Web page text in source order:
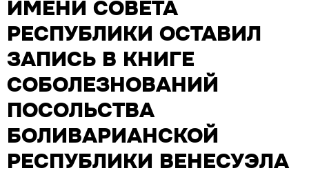
ИМЕНИ СОВЕТА
РЕСПУБЛИКИ ОСТАВИЛ
ЗАПИСЬ В КНИГЕ
СОБОЛЕЗНОВАНИЙ
ПОСОЛЬСТВА
БОЛИВАРИАНСКОЙ
РЕСПУБЛИКИ ВЕНЕСУЭЛА